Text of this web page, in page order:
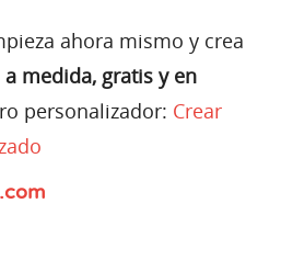
ahora mismo y crea
medida, gratis y en
personalizador: Crear